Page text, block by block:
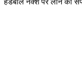
हैंडबॉल नक्शे पर लाने का